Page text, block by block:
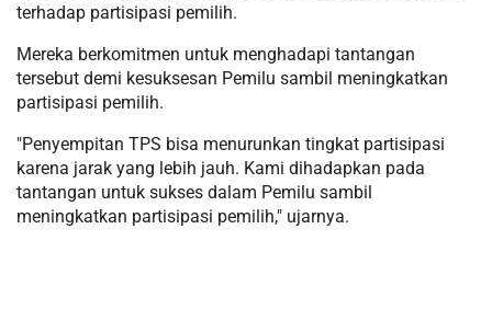
terhadap partisipasi pemilih.
Mereka berkomitmen untuk menghadapi tantangan
tersebut demi kesuksesan Pemilu sambil meningkatkan
partisipasi pemilih.
"Penyempitan TPS bisa menurunkan tingkat partisipasi
karena jarak yang lebih jauh. Kami dihadapkan pada
tantangan untuk sukses dalam Pemilu sambil
meningkatkan partisipasi pemilih," ujarnya.